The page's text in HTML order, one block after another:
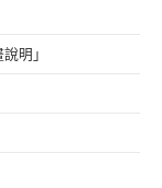
明」